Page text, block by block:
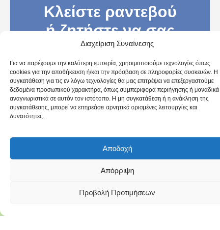
Διαχείριση Συναίνεσης
Για να παρέχουμε την καλύτερη εμπειρία, χρησιμοποιούμε τεχνολογίες όπως
cookies για την αποθήκευση ή/και την πρόσβαση σε πληροφορίες συσκευών. Η
συγκατάθεση για τις εν λόγω τεχνολογίες θα μας επιτρέψει να επεξεργαστούμε
δεδομένα προσωπικού χαρακτήρα, όπως συμπεριφορά περιήγησης ή μοναδικά
αναγνωριστικά σε αυτόν τον ιστότοπο. Η μη συγκατάθεση ή η ανάκληση της
συγκατάθεσης, μπορεί να επηρεάσει αρνητικά ορισμένες λειτουργίες και
δυνατότητες.
Αποδοχή
Απόρριψη
Προβολή Προτιμήσεων
Κλείστε ραντεβού
ή ζητήστε να σας
καλέσουμε
για μια δωρεάν
εκτίμηση